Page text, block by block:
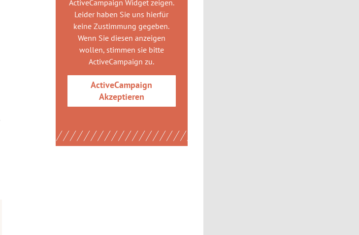
ActiveCampaign Widgetzeigen.
Leider haben Sie uns hierfür
keine Zustimmung gegeben.
Wenn Sie diesen anzeigen
wollen, stimmen sie bitte
ActiveCampaign zu.
ActiveCampaign
Akzeptieren